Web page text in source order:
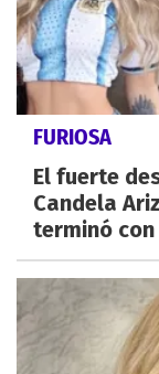
FURIOSA
El fuerte
Candela
terminó